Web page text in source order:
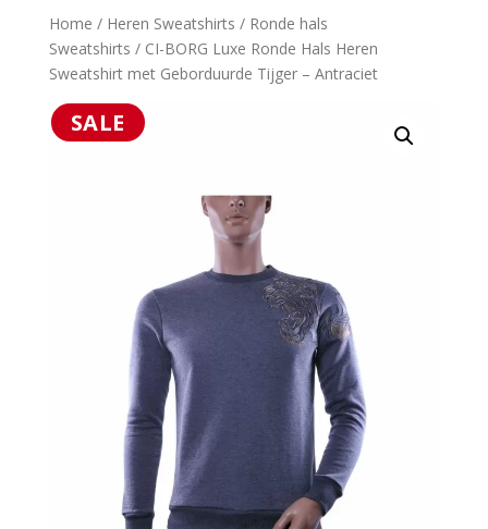
Home / Heren Sweatshirts / Ronde hals
Sweatshirts / CI-BORG Luxe Ronde Hals Heren
Sweatshirt met Geborduurde Tijger – Antraciet
SALE